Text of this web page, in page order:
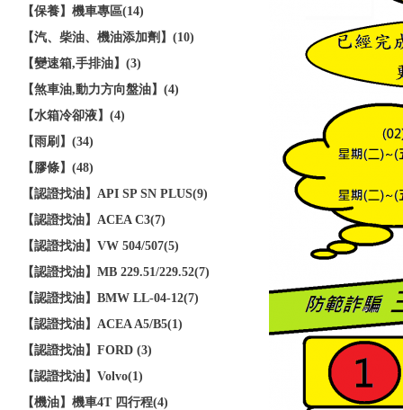
【保養】機車專區(14)
【汽、柴油、機油添加劑】(10)
【變速箱,手排油】(3)
【煞車油,動力方向盤油】(4)
【水箱冷卻液】(4)
【雨刷】(34)
【膠條】(48)
【認證找油】API SP SN PLUS(9)
【認證找油】ACEA C3(7)
【認證找油】VW 504/507(5)
【認證找油】MB 229.51/229.52(7)
【認證找油】BMW LL-04-12(7)
【認證找油】ACEA A5/B5(1)
【認證找油】FORD (3)
【認證找油】Volvo(1)
【機油】機車4T 四行程(4)